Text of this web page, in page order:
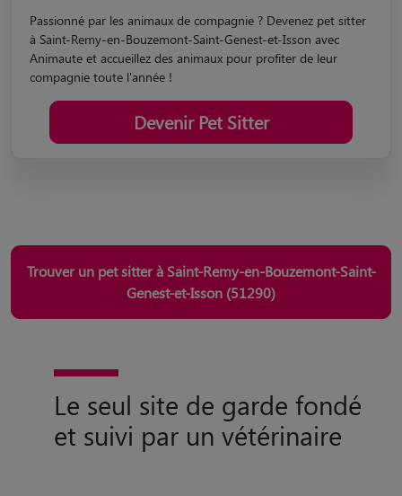
Passionné par les animaux de compagnie ? Devenez pet sitter
à Saint-Remy-en-Bouzemont-Saint-Genest-et-Isson avec
Animaute et accueillez des animaux pour profiter de leur
compagnie toute l'année !
Devenir Pet Sitter
Trouver un pet sitter à Saint-Remy-en-Bouzemont-Saint-
Genest-et-Isson (51290)
Le seul site de garde fondé
et suivi par un vétérinaire